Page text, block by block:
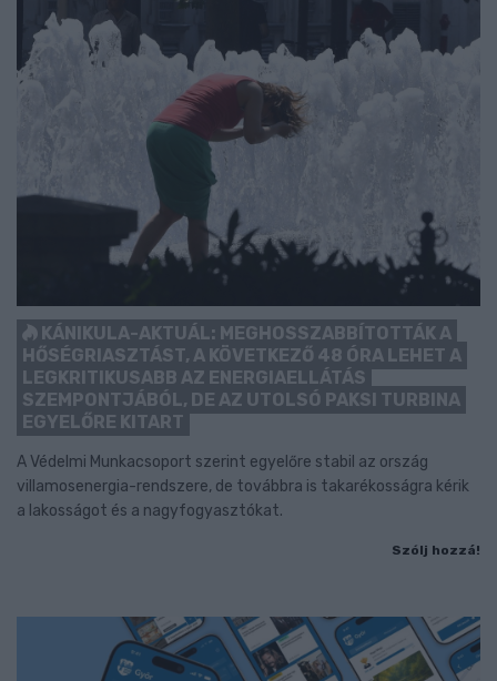
KÁNIKULA-AKTUÁL: MEGHOSSZABBÍTOTTÁK A
HŐSÉGRIASZTÁST, A KÖVETKEZŐ 48 ÓRA LEHET A
LEGKRITIKUSABB AZ ENERGIAELLÁTÁS
SZEMPONTJÁBÓL, DE AZ UTOLSÓ PAKSI TURBINA
EGYELŐRE KITART
A Védelmi Munkacsoport szerint egyelőre stabil az ország
villamosenergia-rendszere, de továbbra is takarékosságra kérik
a lakosságot és a nagyfogyasztókat.
Szólj hozzá!